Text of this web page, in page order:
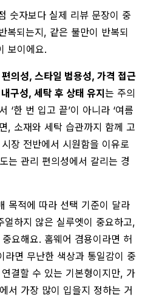
숫자보다 실제 리뷰 문장이 중
복되는지, 같은 불만이 반복되
보이에요.
의성, 스타일 범용성, 가격 접근
구성, 세탁 후 상태 유지는 주의
‘한 번 입고 끝’이 아니라 ‘여름
, 소재와 세탁 습관까지 함께 고
장 전반에서 시원함을 이유로
는 관리 편의성에서 갈리는 경
목적에 따라 선택 기준이 달라
얼하지 않은 실루엣이 중요하고,
요해요. 홈웨어 겸용이라면 허
라면 무난한 색상과 통일감이 중
결할 수 있는 기본형이지만, 가
서 가장 많이 입을지 정하는 거